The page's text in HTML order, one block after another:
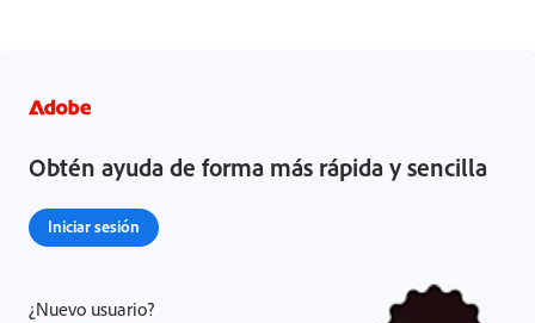
Obtén ayuda de forma más rápida y sencilla
Iniciar sesión
¿Nuevo usuario?